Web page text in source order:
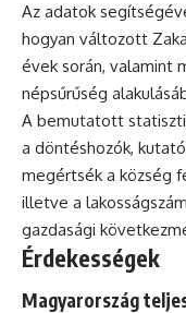
Az adatok
hogyan változott
évek során, valamint
népsűrűség
A bemutatott
a döntéshozók,
megértsék a község
illetve a
gazdasági
Érdekességek
Magyarország